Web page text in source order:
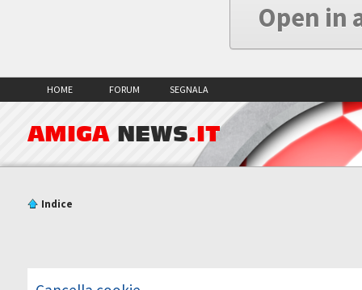
Open in
HOME FORUM SEGNALA
AMIGA NEWS.IT
Indice